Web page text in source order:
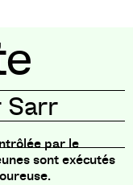
Sarr
par le
sont exécutés